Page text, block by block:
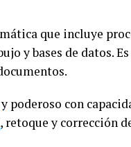
que incluye
y bases de datos.
y poderoso con
, retoque y corrección